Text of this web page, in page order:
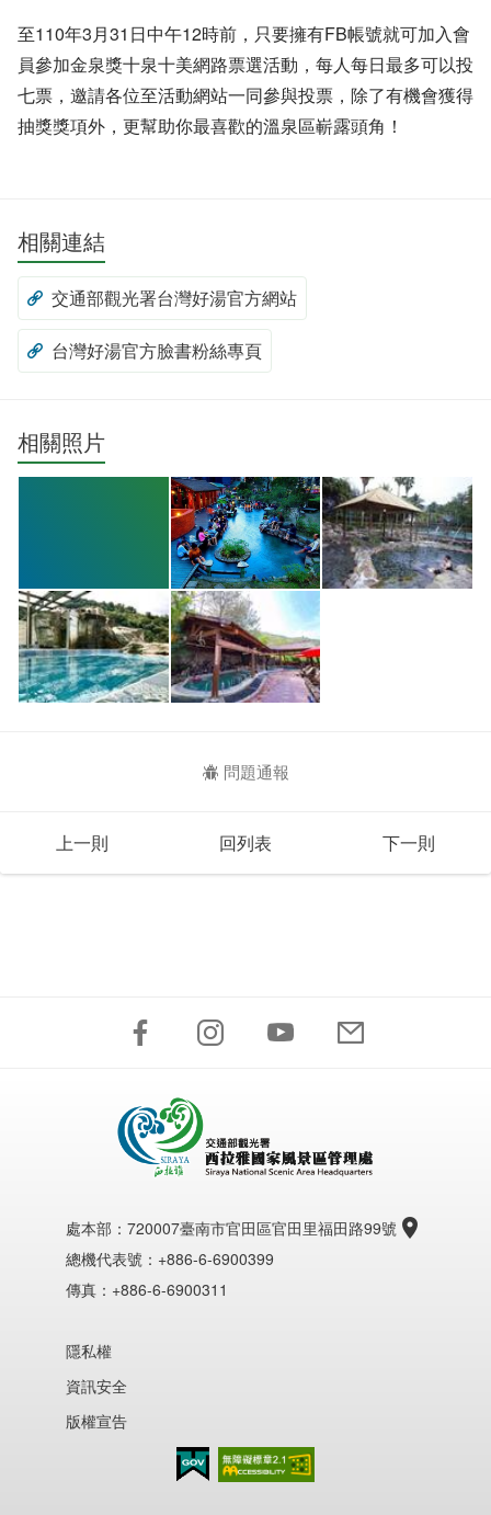
至110年3月31日中午12時前，只要擁有FB帳號就可加入會
員參加金泉獎十泉十美網路票選活動，每人每日最多可以投
七票，邀請各位至活動網站一同參與投票，除了有機會獲得
抽獎獎項外，更幫助你最喜歡的溫泉區嶄露頭角！
相關連結
交通部觀光署台灣好湯官方網站
台灣好湯官方臉書粉絲專頁
相關照片
問題通報
上一則 回列表 下一則
處本部： 720007臺南市官田區官田里福田路99號
總機代表號：+886-6-6900399
傳真：+886-6-6900311
隱私權
資訊安全
版權宣告